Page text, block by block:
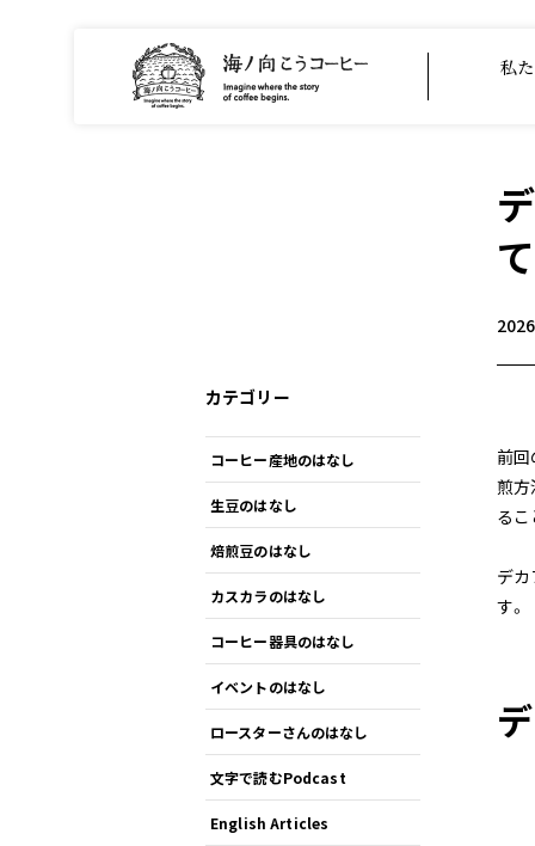
私
て
前
煎方
るこ
デ
す。
カテゴリー
コーヒー産地のはなし
生豆のはなし
焙煎豆のはなし
カスカラのはなし
コーヒー器具のはなし
イベントのはなし
ロースターさんのはなし
文字で読むPodcast
English Articles